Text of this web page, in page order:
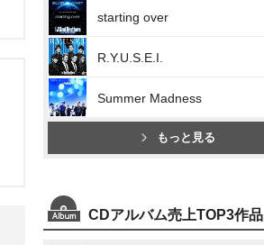
starting over
R.Y.U.S.E.I.
Summer Madness
もっと見る
CDアルバム売上TOP3作品